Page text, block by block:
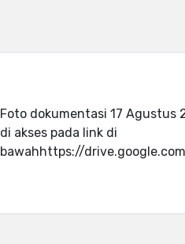
Foto dokumentasi 17 Agustus
di akses pada link di
bawahhttps://